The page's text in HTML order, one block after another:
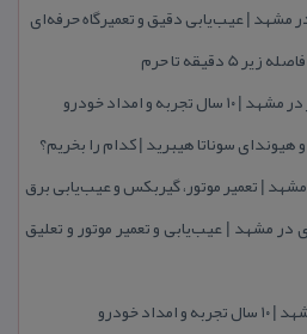
مشهد | عیب‌یابی دقیق و تعمیرگاه حرفه‌ای
تا حرم
و امداد خودرو
هیوندای سوناتا هیبرید | كدام را بخریم؟
در مشهد | عیب‌یابی و تعمیر موتور و تعلیق
خودرو